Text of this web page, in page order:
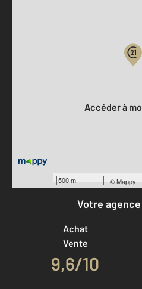
500 m ©Mappy
Accéder à
Votre
Achat
Vente
9,6/10